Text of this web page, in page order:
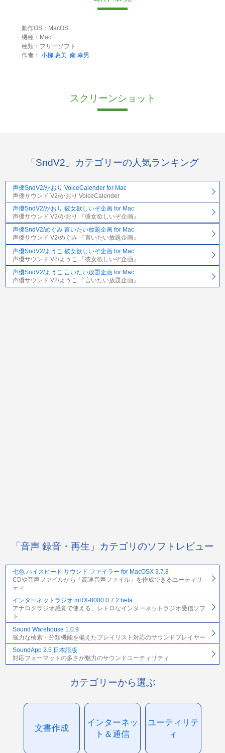
動作OS：MacOS
機種：Mac
種類：フリーソフト
作者： 小柳 恵美 南 幸男
スクリーンショット
「SndV2」カテゴリーの人気ランキング
声優SndV2/かおり VoiceCalender for Mac
声優サウンド V2/かおり VoiceCalender
声優SndV2/かおり 彼女欲しいぞ企画 for Mac
声優サウンド V2/かおり 『彼女欲しいぞ企画』
声優SndV2/めぐみ 言いたい放題企画 for Mac
声優サウンド V2/めぐみ 『言いたい放題企画』
声優SndV2/ようこ 彼女欲しいぞ企画 for Mac
声優サウンド V2/ようこ 『彼女欲しいぞ企画』
声優SndV2/ようこ 言いたい放題企画 for Mac
声優サウンド V2/ようこ 『言いたい放題企画』
「音声 録音・再生」カテゴリのソフトレビュー
七色 ハイスピード サウンド ファイラー for MacOSX 3.7.8
CDや音声ファイルから「高速音声ファイル」を作成できるユーティリ
ティ
インターネットラジオ mRX-8000 0.7.2 beta
アナログラジオ感覚で使える、レトロなインターネットラジオ受信ソフ
ト
Sound Warehouse 1.0.9
強力な検索・分類機能を備えたプレイリスト対応のサウンドプレイヤー
SoundApp 2.5 日本語版
対応フォーマットの多さが魅力のサウンドユーティリティ
カテゴリーから選ぶ
文書作成
インターネッ
ト＆通信
ユーティリテ
ィ